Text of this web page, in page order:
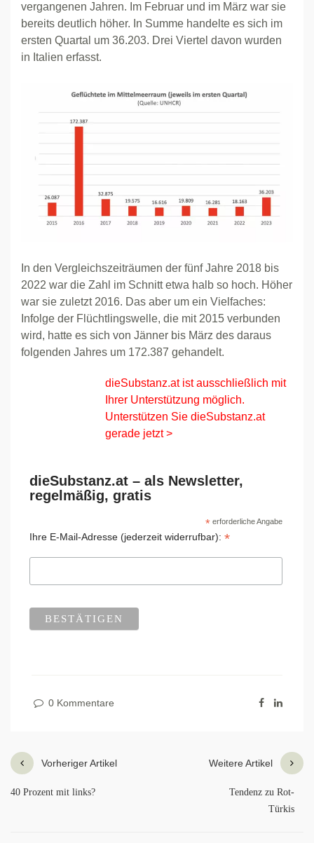
vergangenen Jahren. Im Februar und im März war sie
bereits deutlich höher. In Summe handelte es sich im
ersten Quartal um 36.203. Drei Viertel davon wurden
in Italien erfasst.
In den Vergleichszeiträumen der fünf Jahre 2018 bis
2022 war die Zahl im Schnitt etwa halb so hoch. Höher
war sie zuletzt 2016. Das aber um ein Vielfaches:
Infolge der Flüchtlingswelle, die mit 2015 verbunden
wird, hatte es sich von Jänner bis März des daraus
folgenden Jahres um 172.387 gehandelt.
dieSubstanz.at ist ausschließlich mit
Ihrer Unterstützung möglich.
Unterstützen Sie dieSubstanz.at
gerade jetzt >
dieSubstanz.at – als Newsletter,
regelmäßig, gratis
*erforderliche Angabe
Ihre E-Mail-Adresse (jederzeit widerrufbar): *
0 Kommentare
Vorheriger Artikel
40 Prozent mit links?
Weitere Artikel
Tendenz zu Rot-
Türkis